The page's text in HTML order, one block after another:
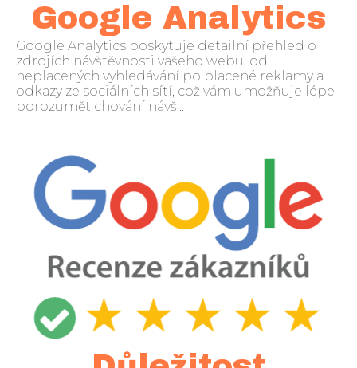
Google Analytics
Google Analytics poskytuje detailní přehled o
zdrojích návštěvnosti vašeho webu, od
neplacených vyhledávání po placené reklamy a
odkazy ze sociálních sítí, což vám umožňuje lépe
porozumět chování návš...